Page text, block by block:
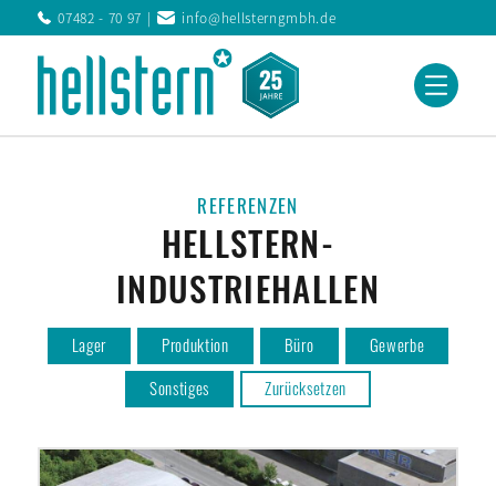
07482 - 70 97 info@hellsterngmbh.de
REFERENZEN
HELLSTERN-
INDUSTRIEHALLEN
Lager Produktion Büro
Gewerbe
Sonstiges
Zurücksetzen